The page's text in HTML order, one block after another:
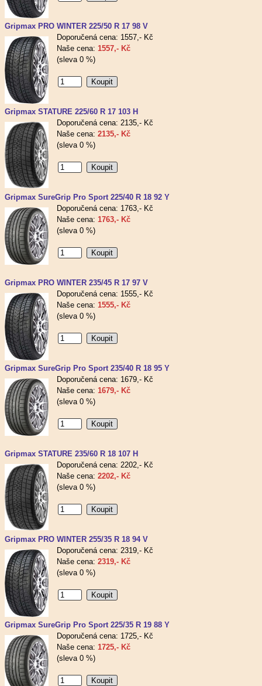
Gripmax PRO WINTER 225/50 R 17 98 V
Doporučená cena: 1557,- Kč
Naše cena: 1557,- Kč
(sleva 0 %)
Gripmax STATURE 225/60 R 17 103 H
Doporučená cena: 2135,- Kč
Naše cena: 2135,- Kč
(sleva 0 %)
Gripmax SureGrip Pro Sport 225/40 R 18 92 Y
Doporučená cena: 1763,- Kč
Naše cena: 1763,- Kč
(sleva 0 %)
Gripmax PRO WINTER 235/45 R 17 97 V
Doporučená cena: 1555,- Kč
Naše cena: 1555,- Kč
(sleva 0 %)
Gripmax SureGrip Pro Sport 235/40 R 18 95 Y
Doporučená cena: 1679,- Kč
Naše cena: 1679,- Kč
(sleva 0 %)
Gripmax STATURE 235/60 R 18 107 H
Doporučená cena: 2202,- Kč
Naše cena: 2202,- Kč
(sleva 0 %)
Gripmax PRO WINTER 255/35 R 18 94 V
Doporučená cena: 2319,- Kč
Naše cena: 2319,- Kč
(sleva 0 %)
Gripmax SureGrip Pro Sport 225/35 R 19 88 Y
Doporučená cena: 1725,- Kč
Naše cena: 1725,- Kč
(sleva 0 %)